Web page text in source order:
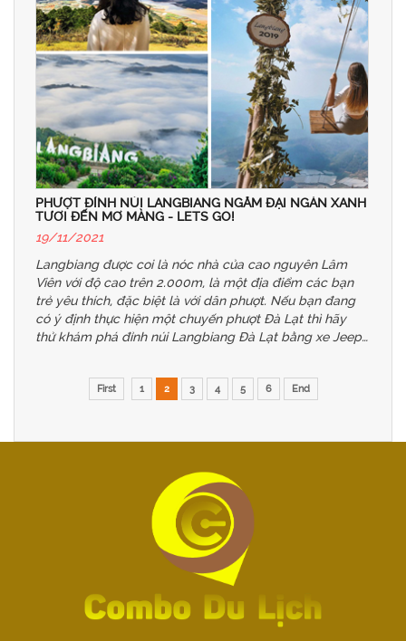
PHƯỢT ĐỈNH NÚI LANGBIANG NGẮM ĐẠI NGÀN XANH
TƯƠI ĐẾN MƠ MÀNG - LETS GO!
19/11/2021
Langbiang được coi là nóc nhà của cao nguyên Lâm
Viên với độ cao trên 2.000m, là một địa điểm các bạn
trẻ yêu thích, đặc biệt là với dân phượt. Nếu bạn đang
có ý định thực hiện một chuyến phượt Đà Lạt thì hãy
thử khám phá đỉnh núi Langbiang Đà Lạt bằng xe Jeep
First 1 2 3 4 5 6 End